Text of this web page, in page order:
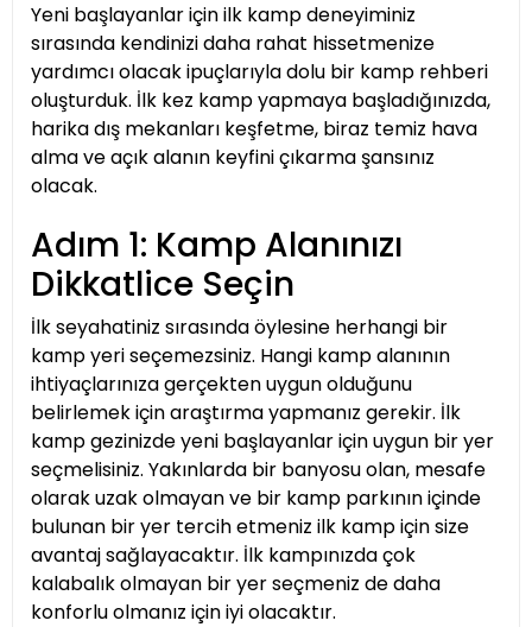
Yeni başlayanlar için ilk kamp deneyiminiz
sırasında kendinizi daha rahat hissetmenize
yardımcı olacak ipuçlarıyla dolu bir kamp rehberi
oluşturduk. İlk kez kamp yapmaya başladığınızda,
harika dış mekanları keşfetme, biraz temiz hava
alma ve açık alanın keyfini çıkarma şansınız
olacak.
Adım 1: Kamp Alanınızı
Dikkatlice Seçin
İlk seyahatiniz sırasında öylesine herhangi bir
kamp yeri seçemezsiniz. Hangi kamp alanının
ihtiyaçlarınıza gerçekten uygun olduğunu
belirlemek için araştırma yapmanız gerekir. İlk
kamp gezinizde yeni başlayanlar için uygun bir yer
seçmelisiniz. Yakınlarda bir banyosu olan, mesafe
olarak uzak olmayan ve bir kamp parkının içinde
bulunan bir yer tercih etmeniz ilk kamp için size
avantaj sağlayacaktır. İlk kampınızda çok
kalabalık olmayan bir yer seçmeniz de daha
konforlu olmanız için iyi olacaktır.